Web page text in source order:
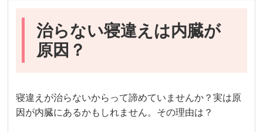
治らない寝違えは内臓が
原因？
寝違えが治らないからって諦めていませんか？実は原
因が内臓にあるかもしれません。その理由は？